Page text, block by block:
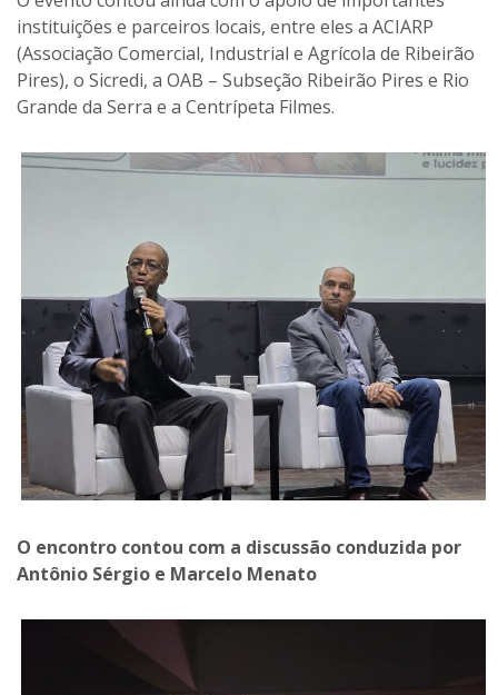
instituições e parceiros locais, entre eles a ACIARP
(Associação Comercial, Industrial e Agrícola de Ribeirão
Pires), o Sicredi, a OAB – Subseção Ribeirão Pires e Rio
Grande da Serra e a Centrípeta Filmes.
O encontro contou com a discussão conduzida por
Antônio Sérgio e Marcelo Menato